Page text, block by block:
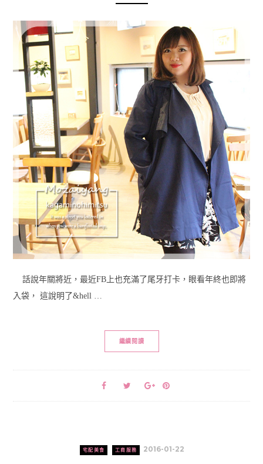
話說年關將近，最近FB上也充滿了尾牙打卡，眼看年終也即將
入袋， 這說明了&hell …
繼續閱讀
宅配美食 工商服務 2016-01-22